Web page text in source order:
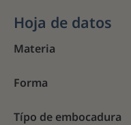
Hoja de datos
Materia
Forma
Típo de embocadura